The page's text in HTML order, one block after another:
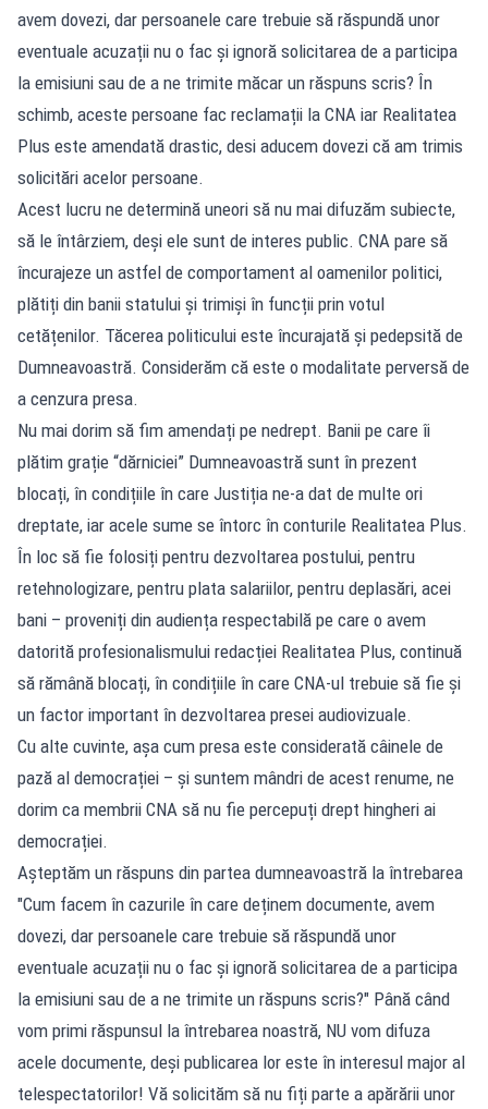
avem dovezi, dar persoanele care trebuie să răspundă unor
eventuale acuzații nu o fac și ignoră solicitarea de a participa
la emisiuni sau de a ne trimite măcar un răspuns scris? În
schimb, aceste persoane fac reclamații la CNA iar Realitatea
Plus este amendată drastic, desi aducem dovezi că am trimis
solicitări acelor persoane.
Acest lucru ne determină uneori să nu mai difuzăm subiecte,
să le întârziem, deși ele sunt de interes public. CNA pare să
încurajeze un astfel de comportament al oamenilor politici,
plătiți din banii statului și trimiși în funcții prin votul
cetățenilor. Tăcerea politicului este încurajată și pedepsită de
Dumneavoastră. Considerăm că este o modalitate perversă de
a cenzura presa.
Nu mai dorim să fim amendați pe nedrept. Banii pe care îi
plătim grație “dărniciei” Dumneavoastră sunt în prezent
blocați, în condițiile în care Justiția ne-a dat de multe ori
dreptate, iar acele sume se întorc în conturile Realitatea Plus.
În loc să fie folosiți pentru dezvoltarea postului, pentru
retehnologizare, pentru plata salariilor, pentru deplasări, acei
bani – proveniți din audiența respectabilă pe care o avem
datorită profesionalismului redacției Realitatea Plus, continuă
să rămână blocați, în condițiile în care CNA-ul trebuie să fie și
un factor important în dezvoltarea presei audiovizuale.
Cu alte cuvinte, așa cum presa este considerată câinele de
pază al democrației – și suntem mândri de acest renume, ne
dorim ca membrii CNA să nu fie percepuți drept hingheri ai
democrației.
Așteptăm un răspuns din partea dumneavoastră la întrebarea
"Cum facem în cazurile în care deținem documente, avem
dovezi, dar persoanele care trebuie să răspundă unor
eventuale acuzații nu o fac și ignoră solicitarea de a participa
la emisiuni sau de a ne trimite un răspuns scris?" Până când
vom primi răspunsul la întrebarea noastră, NU vom difuza
acele documente, deși publicarea lor este în interesul major al
telespectatorilor! Vă solicităm să nu fiți parte a apărării unor